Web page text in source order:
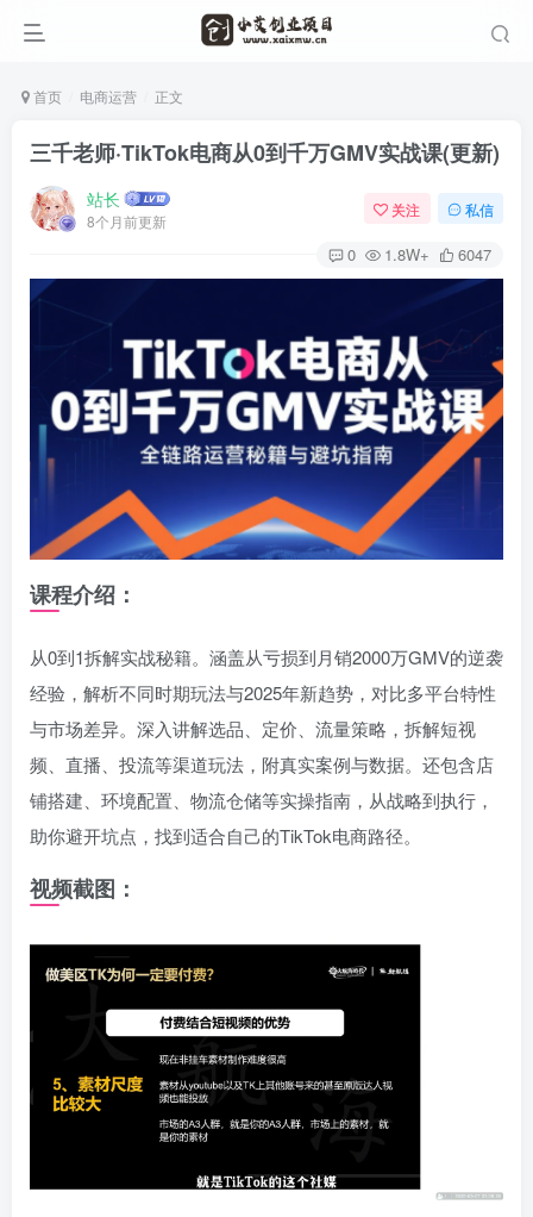
首页 电商运营 正文
三千老师·TikTok电商从0到千万GMV实战课(更新)
站长
8个月前更新
关注 私信
0 1.8W+ 6047
课程介绍：
从0到1拆解实战秘籍。涵盖从亏损到月销2000万GMV的逆袭
经验，解析不同时期玩法与2025年新趋势，对比多平台特性
与市场差异。深入讲解选品、定价、流量策略，拆解短视
频、直播、投流等渠道玩法，附真实案例与数据。还包含店
铺搭建、环境配置、物流仓储等实操指南，从战略到执行，
助你避开坑点，找到适合自己的TikTok电商路径。
视频截图：